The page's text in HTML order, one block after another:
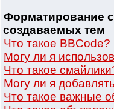
Форматирование
создаваемых тем
Что такое BBCode?
Могу ли я
Что такое
Могу ли я
Что такое важные